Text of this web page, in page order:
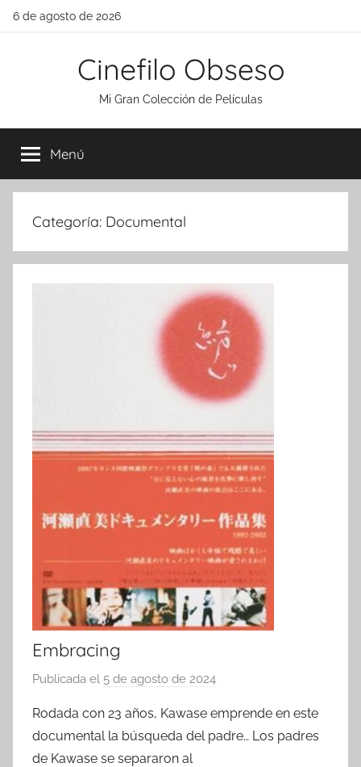
Saltar
6 de agosto de 2026
Cinefilo Obseso
Mi Gran Colección de Películas
Menú
Categoría: Documental
Embracing
Publicada el 5 de agosto de 2024
r
Rodada con 23 años, Kawase emprende en este
documental la búsqueda del padre… Los padres
de Kawase se separaron al